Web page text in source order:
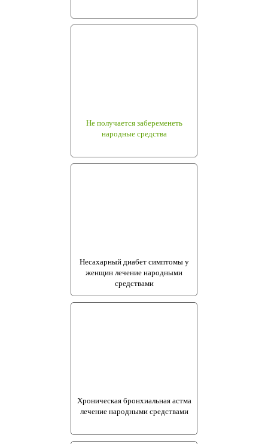
Не получается забеременеть
народные средства
Несахарный диабет симптомы у
женщин лечение народными
средствами
Хроническая бронхиальная астма
лечение народными средствами